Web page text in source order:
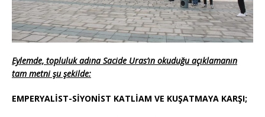
Eylemde, topluluk adına Sacide Uras’ın okuduğu açıklamanın
tam metni şu şekilde:
EMPERYALİST-SİYONİST KATLİAM VE KUŞATMAYA KARŞI;